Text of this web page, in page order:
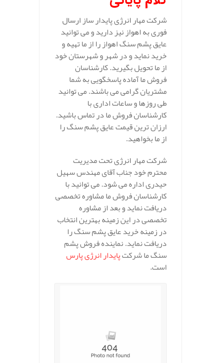
شرکت مهار انرژی پایدار ساز ارسال
فوری به اهواز نیز دارید و می توانید
عایق پشم سنگ اهواز را از ما تهیه و
خرید نماید و در شهر و شهرستان خود
از ما تحویل بگیرید. کارشناسان
فروش ما آماده پاسخگویی به شما
مشتریان گرامی می باشند. می توانید
طی روزها و ساعات اداری با
کارشناسان فروش ما در تماس باشید.
ارزان ترین قیمت عایق پشم سنگ را
از ما بخواهید.
شرکت مهار انرژی تحت مدیریت
محترم خود جناب آقای مهندس سهیل
حیدری اداره می شود. می توانید با
کارشناسان فروش ما مشاوره تخصصی
دریافت نماید و بعد از مشاوره
تخصصی در این زمینه بهترین انتخاب
در زمینه خرید عایق پشم سنگ را
دریافت نماید. نماینده فروش پشم
سنگ ما شرکتپایدار انرژی پارس
است.